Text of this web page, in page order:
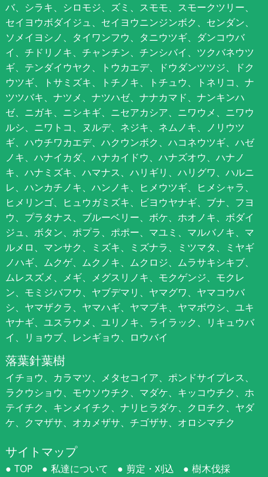
バ、シラキ、シロモジ、ズミ、スモモ、スモークツリー、
セイヨウボダイジュ、セイヨウニンジンボク、センダン、
ソメイヨシノ、タイワンフウ、タニウツギ、ダンコウバ
イ、チドリノキ、チャンチン、チンシバイ、ツクバネウツ
ギ、テンダイウヤク、トウカエデ、ドウダンツツジ、ドク
ウツギ、トサミズキ、トチノキ、トチュウ、トネリコ、ナ
ツツバキ、ナツメ、ナツハゼ、ナナカマド、ナンキンハ
ゼ、ニガキ、ニシキギ、ニセアカシア、ニワウメ、ニワウ
ルシ、ニワトコ、ヌルデ、ネジキ、ネムノキ、ノリウツ
ギ、ハウチワカエデ、ハクウンボク、ハコネウツギ、ハゼ
ノキ、ハナイカダ、ハナカイドウ、ハナズオウ、ハナノ
キ、ハナミズキ、ハマナス、ハリギリ、ハリグワ、ハルニ
レ、ハンカチノキ、ハンノキ、ヒメウツギ、ヒメシャラ、
ヒメリンゴ、ヒュウガミズキ、ビヨウヤナギ、ブナ、フヨ
ウ、プラタナス、ブルーベリー、ボケ、ホオノキ、ボダイ
ジュ、ボタン、ポプラ、ポポー、マユミ、マルバノキ、マ
ルメロ、マンサク、ミズキ、ミズナラ、ミツマタ、ミヤギ
ノハギ、ムクゲ、ムクノキ、ムクロジ、ムラサキシキブ、
ムレスズメ、メギ、メグスリノキ、モクゲンジ、モクレ
ン、モミジバフウ、ヤブデマリ、ヤマグワ、ヤマコウバ
シ、ヤマザクラ、ヤマハギ、ヤマブキ、ヤマボウシ、ユキ
ヤナギ、ユスラウメ、ユリノキ、ライラック、リキュウバ
イ、リョウブ、レンギョウ、ロウバイ
落葉針葉樹
イチョウ、カラマツ、メタセコイア、ポンドサイプレス、
ラクウショウ、モウソウチク、マダケ、キッコウチク、ホ
テイチク、キンメイチク、ナリヒラダケ、クロチク、ヤダ
ケ、クマザサ、オカメザサ、チゴザサ、オロシマチク
サイトマップ
TOP 私達について 剪定・刈込 樹木伐採